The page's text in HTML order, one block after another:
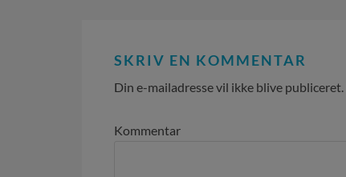
SKRIV EN KOMMENTAR
Din e-mailadresse vil ikke blive publiceret.
Kommentar